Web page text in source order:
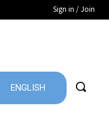
Sign in / Join
ENGLISH